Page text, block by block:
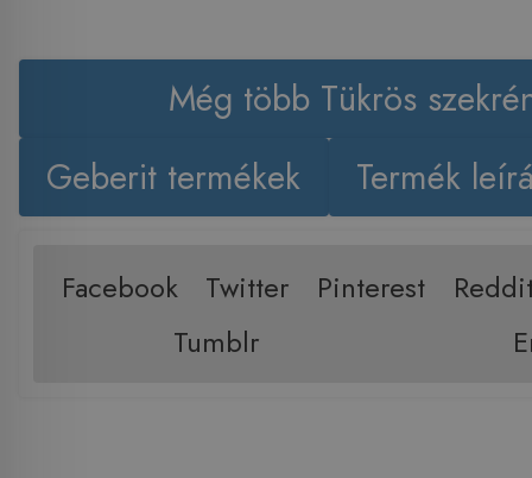
Még több Tükrös
Geberit termékek
Termék
Facebook Twitter Pinterest
Tumblr